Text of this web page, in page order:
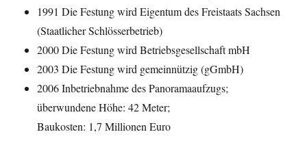
1991 Die Festung wird Eigentum des Freistaats Sachsen
(Staatlicher Schlösserbetrieb)
2000 Die Festung wird Betriebsgesellschaft mbH
2003 Die Festung wird gemeinnützig (gGmbH)
2006 Inbetriebnahme des Panoramaaufzugs;
überwundene Höhe: 42 Meter;
Baukosten: 1,7 Millionen Euro